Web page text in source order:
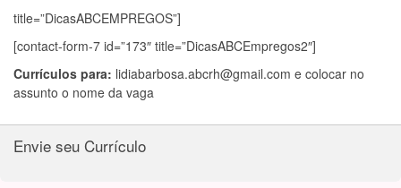
title=”DicasABCEMPREGOS”]
[contact-form-7 id=”173″ title=”DicasABCEmpregos2″]
Currículos para: lidiabarbosa.abcrh@gmail.com e colocar no
assunto o nome da vaga
Envie seu Currículo